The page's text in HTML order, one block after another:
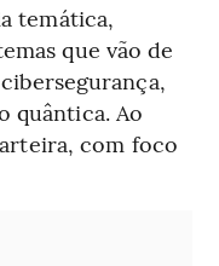
temática,
que vão de
quântica. Ao
com foco